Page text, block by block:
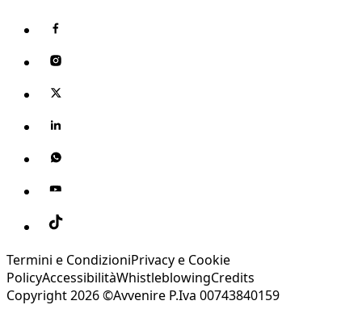
Termini e CondizioniPrivacy e Cookie
PolicyAccessibilitàWhistleblowingCredits
Copyright 2026 ©Avvenire P.Iva 00743840159